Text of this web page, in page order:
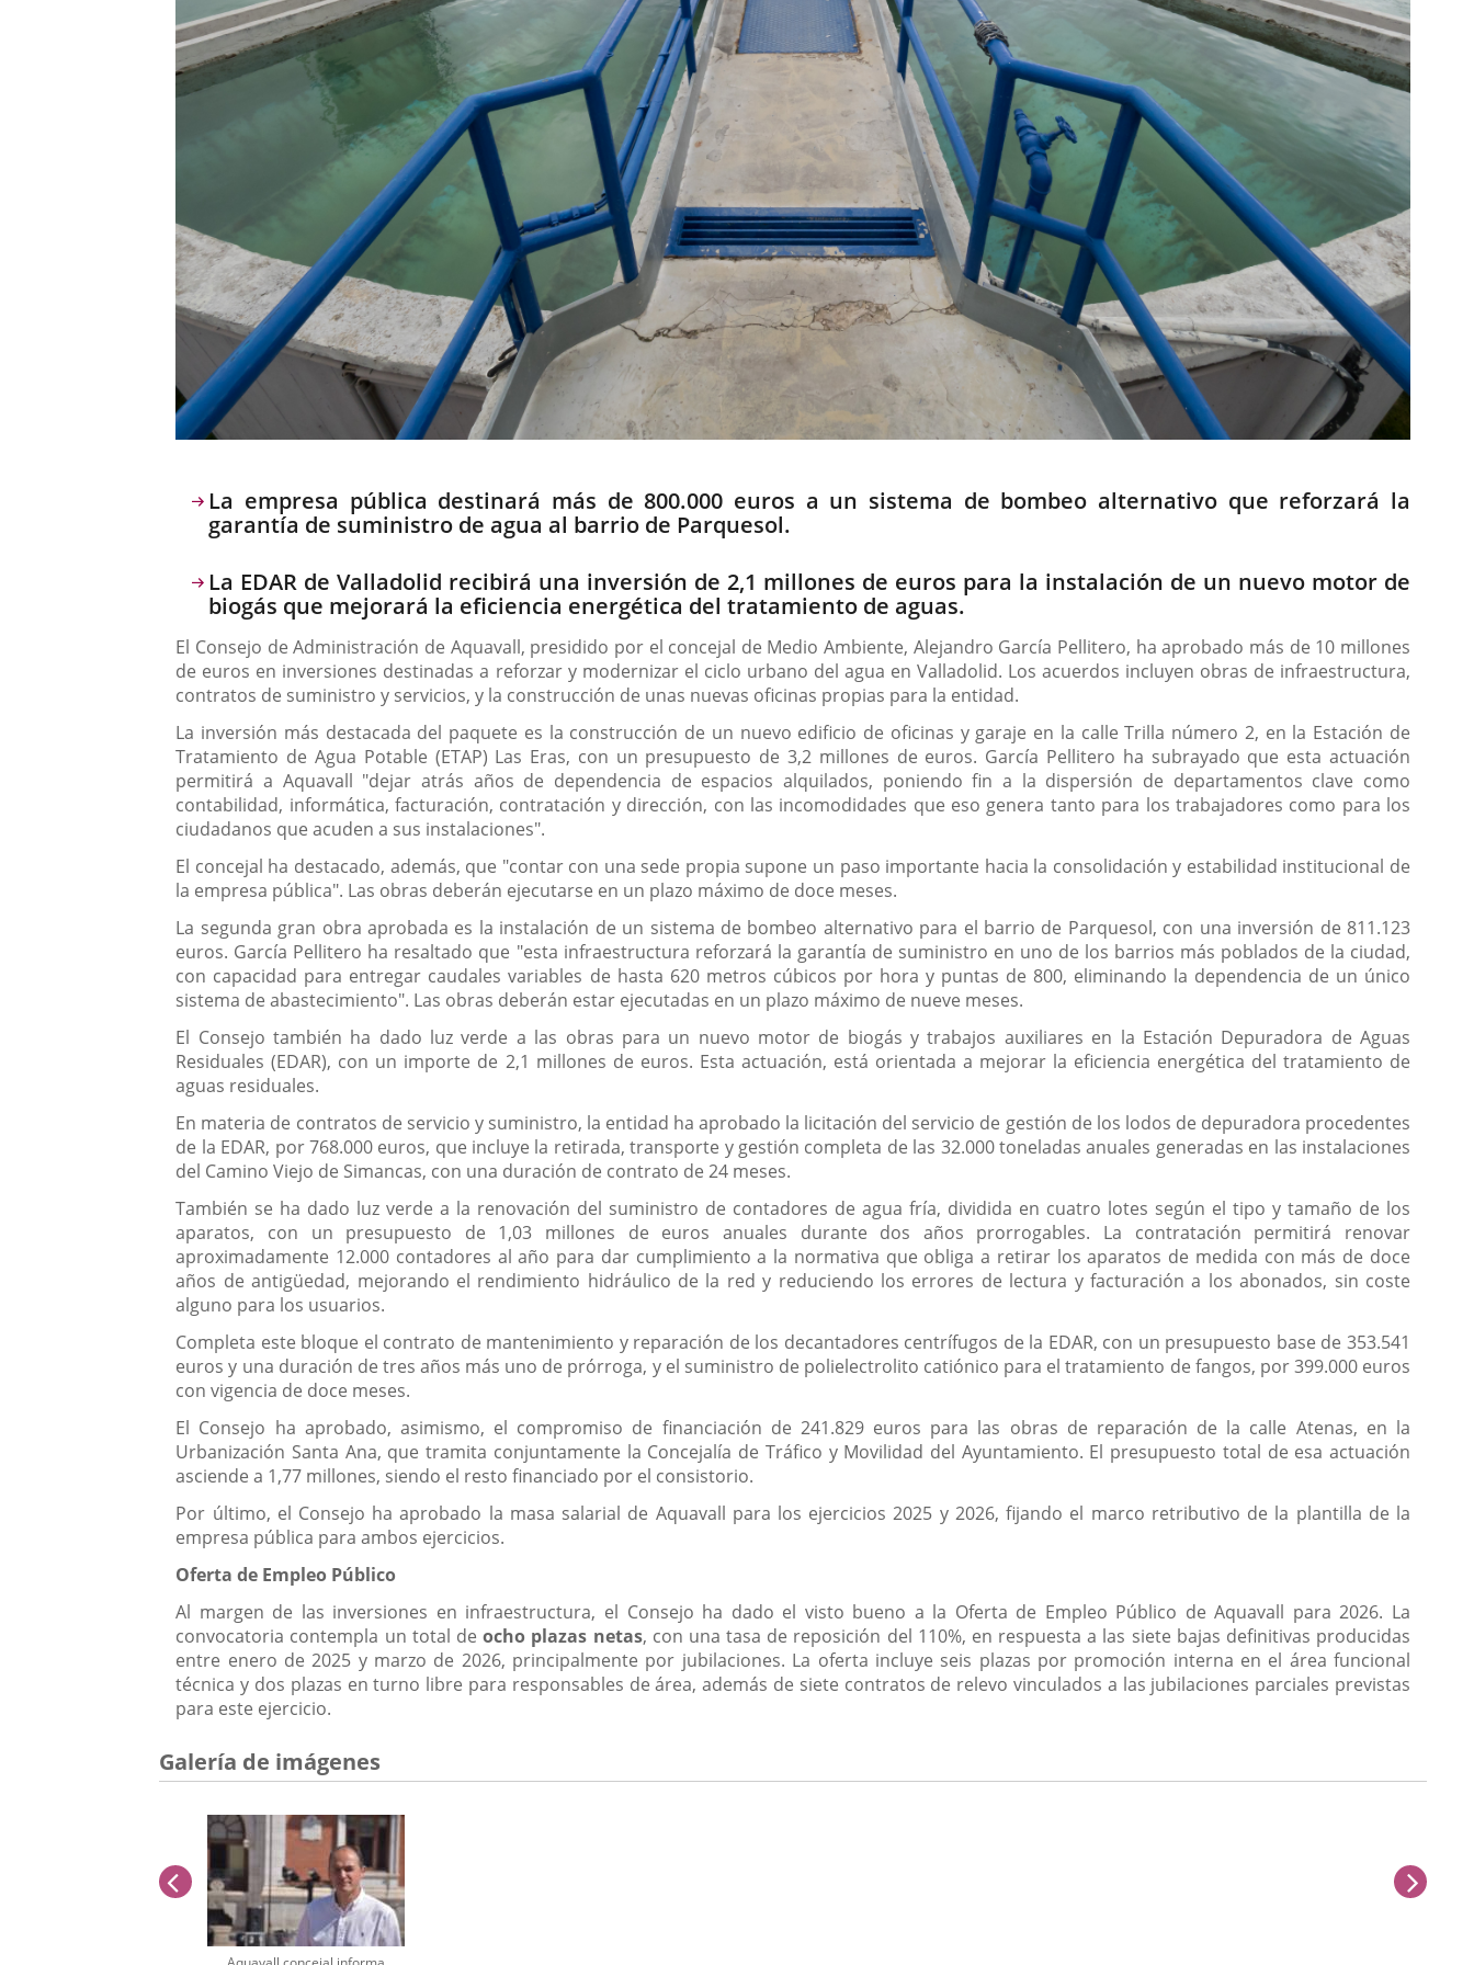
Descripción
La empresa pública destinará más de 800.000 euros a un sistema de bombeo alternativo que reforzará la
garantía de suministro de agua al barrio de Parquesol.
La EDAR de Valladolid recibirá una inversión de 2,1 millones de euros para la instalación de un nuevo motor de
biogás que mejorará la eficiencia energética del tratamiento de aguas.
El Consejo de Administración de Aquavall, presidido por el concejal de Medio Ambiente, Alejandro García Pellitero, ha aprobado más de 10 millones
de euros en inversiones destinadas a reforzar y modernizar el ciclo urbano del agua en Valladolid. Los acuerdos incluyen obras de infraestructura,
contratos de suministro y servicios, y la construcción de unas nuevas oficinas propias para la entidad.
La inversión más destacada del paquete es la construcción de un nuevo edificio de oficinas y garaje en la calle Trilla número 2, en la Estación de
Tratamiento de Agua Potable (ETAP) Las Eras, con un presupuesto de 3,2 millones de euros. García Pellitero ha subrayado que esta actuación
permitirá a Aquavall "dejar atrás años de dependencia de espacios alquilados, poniendo fin a la dispersión de departamentos clave como
contabilidad, informática, facturación, contratación y dirección, con las incomodidades que eso genera tanto para los trabajadores como para los
ciudadanos que acuden a sus instalaciones".
El concejal ha destacado, además, que "contar con una sede propia supone un paso importante hacia la consolidación y estabilidad institucional de
la empresa pública". Las obras deberán ejecutarse en un plazo máximo de doce meses.
La segunda gran obra aprobada es la instalación de un sistema de bombeo alternativo para el barrio de Parquesol, con una inversión de 811.123
euros. García Pellitero ha resaltado que "esta infraestructura reforzará la garantía de suministro en uno de los barrios más poblados de la ciudad,
con capacidad para entregar caudales variables de hasta 620 metros cúbicos por hora y puntas de 800, eliminando la dependencia de un único
sistema de abastecimiento". Las obras deberán estar ejecutadas en un plazo máximo de nueve meses.
El Consejo también ha dado luz verde a las obras para un nuevo motor de biogás y trabajos auxiliares en la Estación Depuradora de Aguas
Residuales (EDAR), con un importe de 2,1 millones de euros. Esta actuación, está orientada a mejorar la eficiencia energética del tratamiento de
aguas residuales.
En materia de contratos de servicio y suministro, la entidad ha aprobado la licitación del servicio de gestión de los lodos de depuradora procedentes
de la EDAR, por 768.000 euros, que incluye la retirada, transporte y gestión completa de las 32.000 toneladas anuales generadas en las instalaciones
del Camino Viejo de Simancas, con una duración de contrato de 24 meses.
También se ha dado luz verde a la renovación del suministro de contadores de agua fría, dividida en cuatro lotes según el tipo y tamaño de los
aparatos, con un presupuesto de 1,03 millones de euros anuales durante dos años prorrogables. La contratación permitirá renovar
aproximadamente 12.000 contadores al año para dar cumplimiento a la normativa que obliga a retirar los aparatos de medida con más de doce
años de antigüedad, mejorando el rendimiento hidráulico de la red y reduciendo los errores de lectura y facturación a los abonados, sin coste
alguno para los usuarios.
Completa este bloque el contrato de mantenimiento y reparación de los decantadores centrífugos de la EDAR, con un presupuesto base de 353.541
euros y una duración de tres años más uno de prórroga, y el suministro de polielectrolito catiónico para el tratamiento de fangos, por 399.000 euros
con vigencia de doce meses.
El Consejo ha aprobado, asimismo, el compromiso de financiación de 241.829 euros para las obras de reparación de la calle Atenas, en la
Urbanización Santa Ana, que tramita conjuntamente la Concejalía de Tráfico y Movilidad del Ayuntamiento. El presupuesto total de esa actuación
asciende a 1,77 millones, siendo el resto financiado por el consistorio.
Por último, el Consejo ha aprobado la masa salarial de Aquavall para los ejercicios 2025 y 2026, fijando el marco retributivo de la plantilla de la
empresa pública para ambos ejercicios.
Oferta de Empleo Público
Al margen de las inversiones en infraestructura, el Consejo ha dado el visto bueno a la Oferta de Empleo Público de Aquavall para 2026. La
convocatoria contempla un total deocho plazas netas, con una tasa de reposición del 110%, en respuesta a las siete bajas definitivas producidas
entre enero de 2025 y marzo de 2026, principalmente por jubilaciones. La oferta incluye seis plazas por promoción interna en el área funcional
técnica y dos plazas en turno libre para responsables de área, además de siete contratos de relevo vinculados a las jubilaciones parciales previstas
para este ejercicio.
Galería de imágenes
anterior